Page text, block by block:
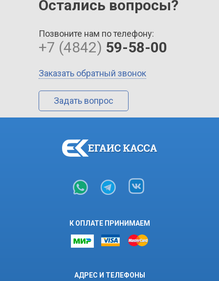
Остались вопросы?
Позвоните нам по телефону:
+7 (4842) 59-58-00
Заказать обратный звонок
Задать вопрос
К ОПЛАТЕ ПРИНИМАЕМ
АДРЕС И ТЕЛЕФОНЫ